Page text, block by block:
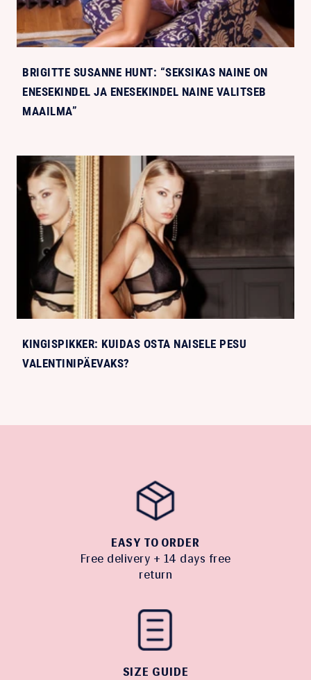
BRIGITTE SUSANNE HUNT: “SEKSIKAS NAINE ON
ENESEKINDEL JA ENESEKINDEL NAINE VALITSEB
MAAILMA”
KINGISPIKKER: KUIDAS OSTA NAISELE PESU
VALENTINIPÄEVAKS?
EASY TO ORDER
Free delivery + 14 days free
return
SIZE GUIDE